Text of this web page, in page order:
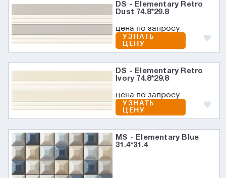
DS - Elementary Retro
Dust 74.8*29.8
цена по запросу
УЗНАТЬ
ЦЕНУ
DS - Elementary Retro
Ivory 74.8*29.8
цена по запросу
УЗНАТЬ
ЦЕНУ
MS - Elementary Blue
31.4*31.4